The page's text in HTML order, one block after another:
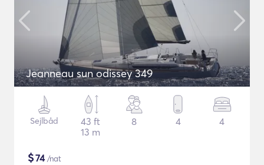
Jeanneau sun odissey 349
Sejlbåd
43 ft
13 m
8 4 4
$74/nat